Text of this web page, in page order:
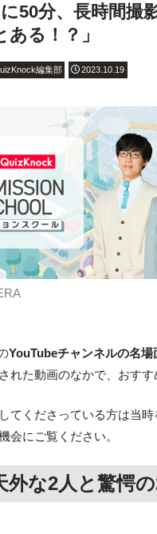
50分、長時間撮
る！？」
編集部 2023.10.19
YouTubeチャンネルの名場
れた動画のなかで、おすす
てくださっている方は当
会にご覧ください。
外な2人と驚愕